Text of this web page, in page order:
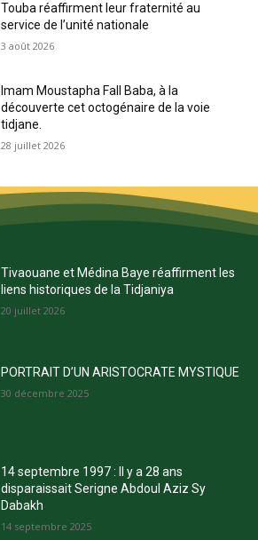
Touba réaffirment leur fraternité au
service de l’unité nationale
3 août 2026
Imam Moustapha Fall Baba, à la
découverte cet octogénaire de la voie
tidjane.
28 juillet 2026
Tivaouane et Médina Baye réaffirment les
liens historiques de la Tidjaniya
20 juillet 2026
PORTRAIT D’UN ARISTOCRATE MYSTIQUE
30 décembre 2025
14 septembre 1997 : Il y a 28 ans
disparaissait Serigne Abdoul Aziz Sy
Dabakh
14 septembre 2025